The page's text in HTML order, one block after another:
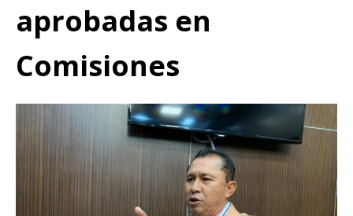
aprobadas en
Comisiones